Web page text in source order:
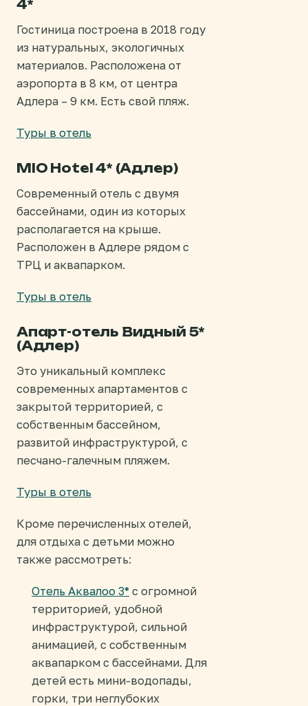
4*
Гостиница построена в 2018 году
из натуральных, экологичных
материалов. Расположена от
аэропорта в 8 км, от центра
Адлера – 9 км. Есть свой пляж.
Туры в отель
MIO Hotel 4* (Адлер)
Современный отель с двумя
бассейнами, один из которых
располагается на крыше.
Расположен в Адлере рядом с
ТРЦ и аквапарком.
Туры в отель
Апарт-отель Видный 5*
(Адлер)
Это уникальный комплекс
современных апартаментов с
закрытой территорией, с
собственным бассейном,
развитой инфраструктурой, с
песчано-галечным пляжем.
Туры в отель
Кроме перечисленных отелей,
для отдыха с детьми можно
также рассмотреть:
Отель Аквалоо 3* с огромной
территорией, удобной
инфраструктурой, сильной
анимацией, с собственным
аквапарком с бассейнами. Для
детей есть мини-водопады,
горки, три неглубоких